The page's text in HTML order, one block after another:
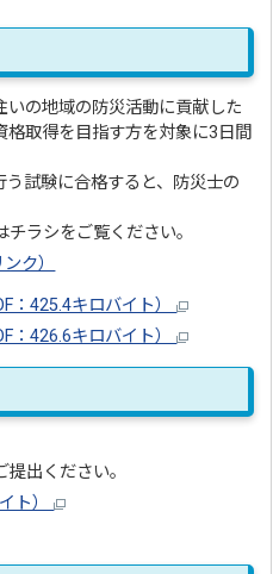
いの地域の防災活動に貢献した
格取得を目指す方を対象に3日間
試験に合格すると、防災士の
ラシをご覧ください。
ク）
：425.4キロバイト）
：426.6キロバイト）
出ください。
ト）